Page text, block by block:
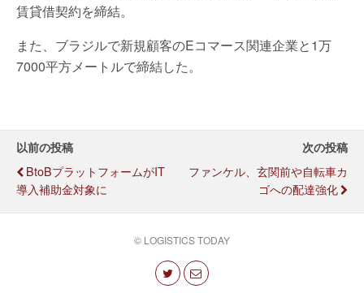
賃貸借契約を締結。
また、ブラジルで新規顧客のEコマース関連企業と1万
7000平方メートルで締結した。
以前の投稿
BtoBプラットフォームがIT
導入補助金対象に
次の投稿
ファンケル、玄関前や自転車カ
ゴへの配達強化
© LOGISTICS TODAY